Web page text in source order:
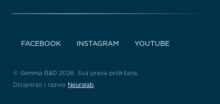
FACEBOOK INSTAGRAM YOUTUBE
© Gemma B&D 2026. Sva prava pridržana.
Dizajnirao i razvio Neuralab.